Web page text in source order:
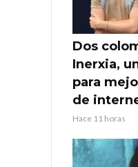
Dos
Inerxia,
para
de
Hace 11 horas